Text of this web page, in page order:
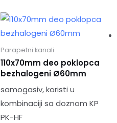
Parapetni kanali
110x70mm deo poklopca
bezhalogeni Ø60mm
samogasiv, koristi u
kombinaciji sa doznom KP
PK-HF